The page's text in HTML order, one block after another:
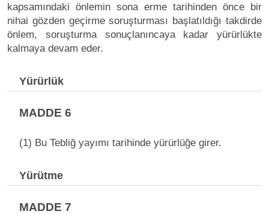
kapsamındaki önlemin sona erme tarihinden önce bir
nihai gözden geçirme soruşturması başlatıldığı takdirde
önlem, soruşturma sonuçlanıncaya kadar yürürlükte
kalmaya devam eder.
Yürürlük
MADDE 6
(1) Bu Tebliğ yayımı tarihinde yürürlüğe girer.
Yürütme
MADDE 7